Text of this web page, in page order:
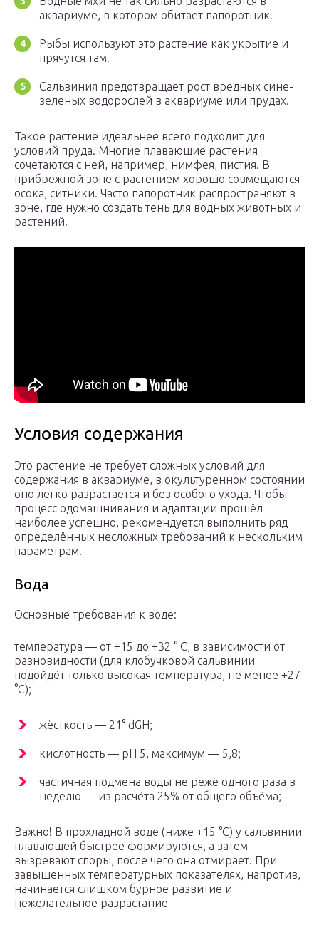
аквариуме, в котором обитает папоротник.
Рыбы используют это растение как укрытие и
прячутся там.
Сальвиния предотвращает рост вредных сине-
зеленых водорослей в аквариуме или прудах.
Такое растение идеальнее всего подходит для
условий пруда. Многие плавающие растения
сочетаются с ней, например, нимфея, пистия. В
прибрежной зоне с растением хорошо совмещаются
осока, ситники. Часто папоротник распространяют в
зоне, где нужно создать тень для водных животных и
растений.
Условия содержания
Это растение не требует сложных условий для
содержания в аквариуме, в окультуренном состоянии
оно легко разрастается и без особого ухода. Чтобы
процесс одомашнивания и адаптации прошёл
наиболее успешно, рекомендуется выполнить ряд
определённых несложных требований к нескольким
параметрам.
Вода
Основные требования к воде:
температура — от +15 до +32 ° C, в зависимости от
разновидности (для клобучковой сальвинии
подойдёт только высокая температура, не менее +27
°С);
жёсткость — 21° dGH;
кислотность — рН 5, максимум — 5,8;
частичная подмена воды не реже одного раза в
неделю — из расчёта 25% от общего объёма;
Важно! В прохладной воде (ниже +15 °C) у сальвинии
плавающей быстрее формируются, а затем
вызревают споры, после чего она отмирает. При
завышенных температурных показателях, напротив,
начинается слишком бурное развитие и
нежелательное разрастание